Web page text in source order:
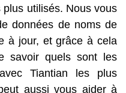
utilisés. Nous vous
données de noms de
à jour, et grâce à cela
savoir quels sont les
Tiantian les plus
aussi vous aider à